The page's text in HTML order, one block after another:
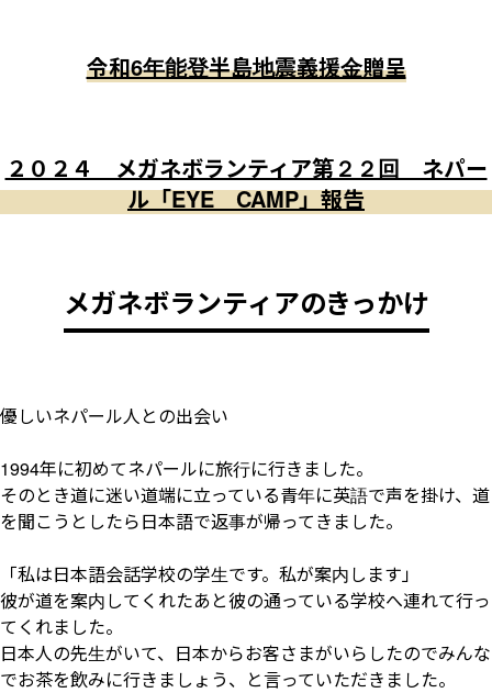
令和6年能登半島地震義援金贈呈
２０２４ メガネボランティア第２２回 ネパー
ル「EYE CAMP」報告
メガネボランティアのきっかけ
優しいネパール人との出会い
1994年に初めてネパールに旅行に行きました。
そのとき道に迷い道端に立っている青年に英語で声を掛け、道
を聞こうとしたら日本語で返事が帰ってきました。
「私は日本語会話学校の学生です。私が案内します」
彼が道を案内してくれたあと彼の通っている学校へ連れて行っ
てくれました。
日本人の先生がいて、日本からお客さまがいらしたのでみんな
でお茶を飲みに行きましょう、と言っていただきました。